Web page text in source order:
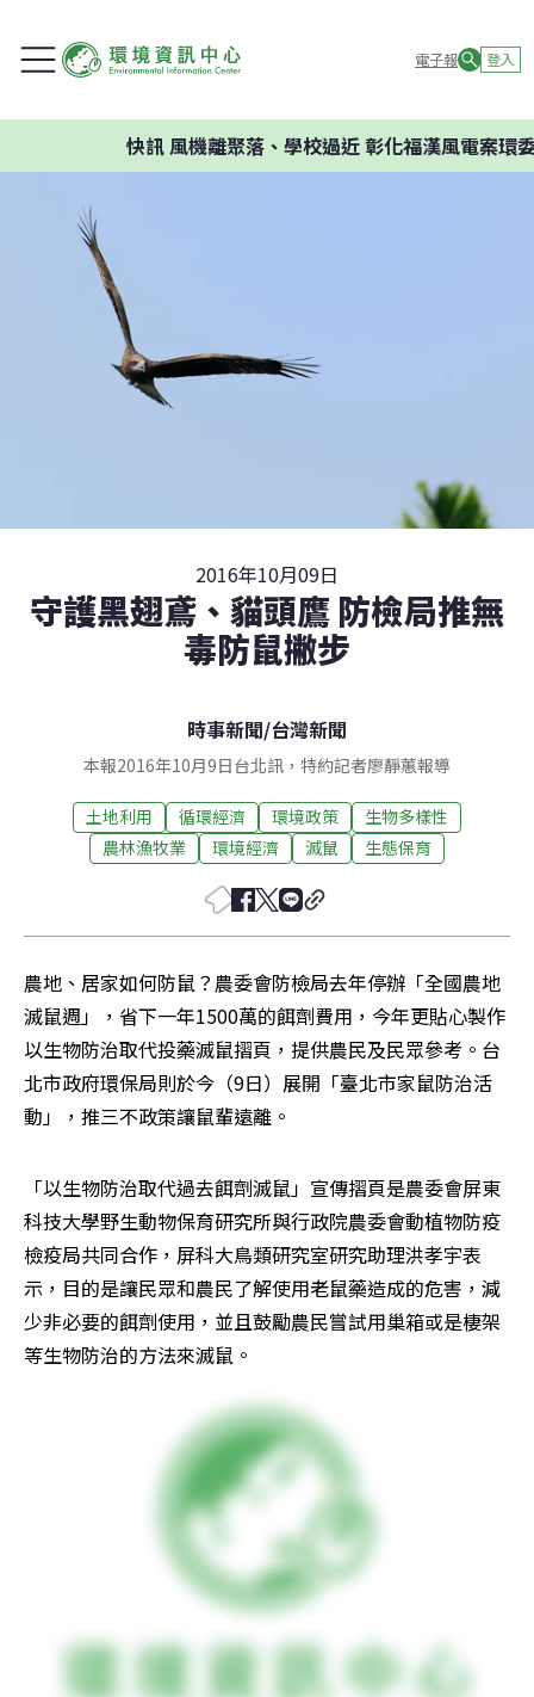
電子報 登入
風機離聚落、學校過近 彰化福漢風電案環委建議不
2016年10月09日
守護黑翅鳶、貓頭鷹 防檢局推無
毒防鼠撇步
時事新聞/台灣新聞
本報2016年10月9日台北訊，特約記者廖靜蕙報導
土地利用 循環經濟 環境政策
生物多樣性
農林漁牧業
環境經濟 滅鼠 生態保育
農地、居家如何防鼠？農委會防檢局去年停辦「全國農地
滅鼠週」，省下一年1500萬的餌劑費用，今年更貼心製作
以生物防治取代投藥滅鼠摺頁，提供農民及民眾參考。台
北市政府環保局則於今（9日）展開「臺北市家鼠防治活
動」，推三不政策讓鼠輩遠離。
「以生物防治取代過去餌劑滅鼠」宣傳摺頁是農委會屏東
科技大學野生動物保育研究所與行政院農委會動植物防疫
檢疫局共同合作，屏科大鳥類研究室研究助理洪孝宇表
示，目的是讓民眾和農民了解使用老鼠藥造成的危害，減
少非必要的餌劑使用，並且鼓勵農民嘗試用巢箱或是棲架
等生物防治的方法來滅鼠。